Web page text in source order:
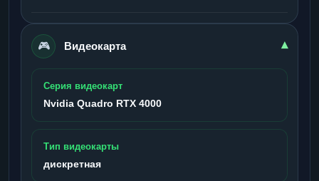
🎮 Видеокарта ▾
Серия видеокарт
Nvidia Quadro RTX 4000
Тип видеокарты
дискретная